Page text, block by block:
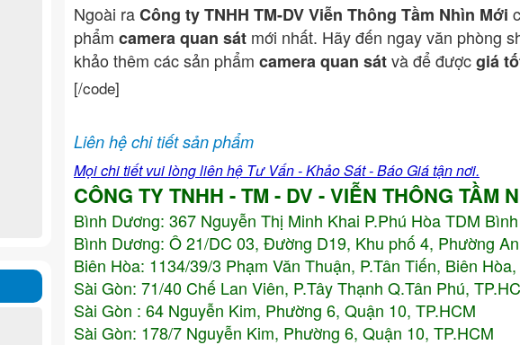
Ngoài raCông ty TNHH TM-DV Viễn Thông Tầm Nhìn Mới
phẩm camera quan sát mới nhất. Hãy đến ngay văn phòng
khảo thêm các sản phẩm camera quan sátvà để đượcgiá
[/code]
Liên hệ chi tiết sản phẩm
Mọi chi tiết vui lòng liên hệ Tư Vấn - Khảo Sát - Báo Giá tận nơi.
CÔNG TY TNHH - TM - DV - VIỄN THÔNG TẦM
Bình Dương: 367 Nguyễn Thị Minh Khai P.Phú Hòa TDM
Bình Dương: Ô 21/DC 03, Đường D19, Khu phố 4, Phường
Biên Hòa: 1134/39/3 Phạm Văn Thuận, P.Tân Tiến, Biên
Sài Gòn: 71/40 Chế Lan Viên, P.Tây Thạnh Q.Tân Phú,
Sài Gòn : 64 Nguyễn Kim, Phường 6, Quận 10, TP.HCM
Sài Gòn: 178/7 Nguyễn Kim, Phường 6, Quận 10, TP.HCM